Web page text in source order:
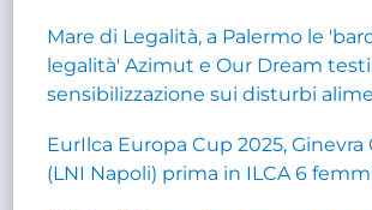
Mare di Legalità, a Palermo le
legalità' Azimut e Our Dream
sensibilizzazione sui disturbi
EurIlca Europa Cup 2025, Ginevra
(LNI Napoli) prima in ILCA 6